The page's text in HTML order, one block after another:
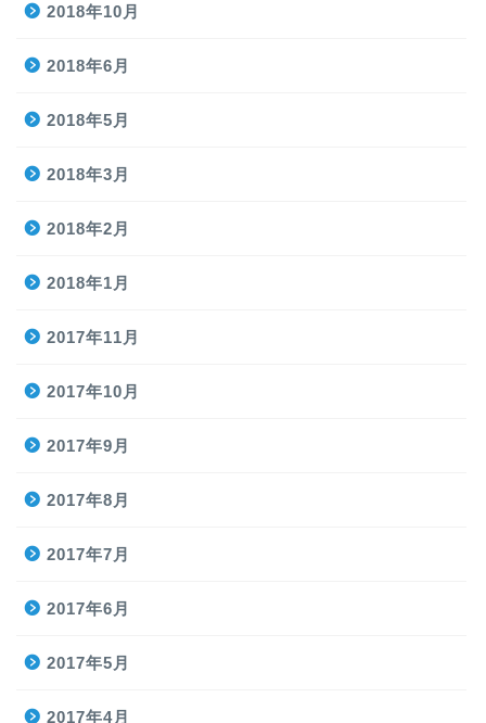
2018年10月
2018年6月
2018年5月
2018年3月
2018年2月
2018年1月
2017年11月
2017年10月
2017年9月
2017年8月
2017年7月
2017年6月
2017年5月
2017年4月